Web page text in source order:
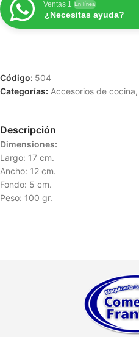
Ventas 1 En línea
¿Necesitas ayuda?
Código: 504
Categorías: Accesorios de cocina,
Descripción
Dimensiones:
Largo: 17 cm.
Ancho: 12 cm.
Fondo: 5 cm.
Peso: 100 gr.